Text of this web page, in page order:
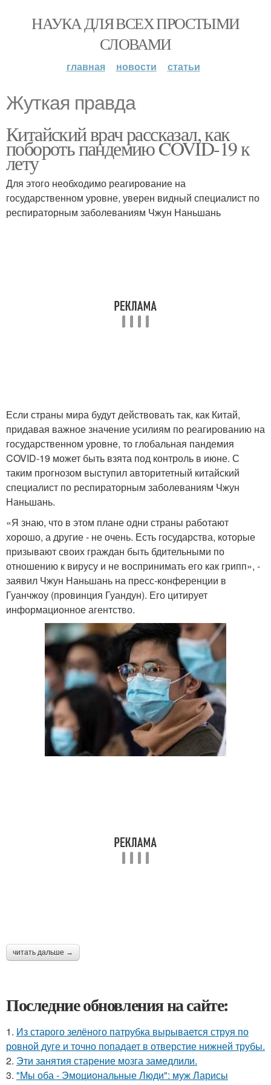
НАУКА ДЛЯ ВСЕХ ПРОСТЫМИ
СЛОВАМИ
главная новости статьи
Жуткая правда
Китайский врач рассказал, как
побороть пандемию COVID-19 к
лету
Для этого необходимо реагирование на
государственном уровне, уверен видный специалист по
респираторным заболеваниям Чжун Наньшань
Если страны мира будут действовать так, как Китай,
придавая важное значение усилиям по реагированию на
государственном уровне, то глобальная пандемия
COVID-19 может быть взята под контроль в июне. С
таким прогнозом выступил авторитетный китайский
специалист по респираторным заболеваниям Чжун
Наньшань.
«Я знаю, что в этом плане одни страны работают
хорошо, а другие - не очень. Есть государства, которые
призывают своих граждан быть бдительными по
отношению к вирусу и не воспринимать его как грипп», -
заявил Чжун Наньшань на пресс-конференции в
Гуанчжоу (провинция Гуандун). Его цитирует
информационное агентство.
читать дальше →
Последние обновления на сайте:
1. Из старого зелёного патрубка вырывается струя по
ровной дуге и точно попадает в отверстие нижней трубы.
2. Эти занятия старение мозга замедлили.
3. "Мы оба - Эмоциональные Люди": муж Ларисы